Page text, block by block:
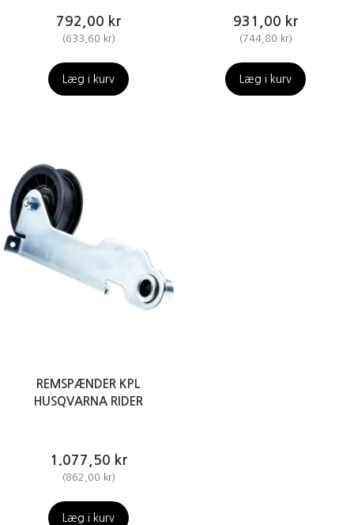
792,00 kr
(633,60 kr)
Læg i kurv
931,00 kr
(744,80 kr)
Læg i kurv
REMSPÆNDER KPL
HUSQVARNA RIDER
1.077,50 kr
(862,00 kr)
Læg i kurv